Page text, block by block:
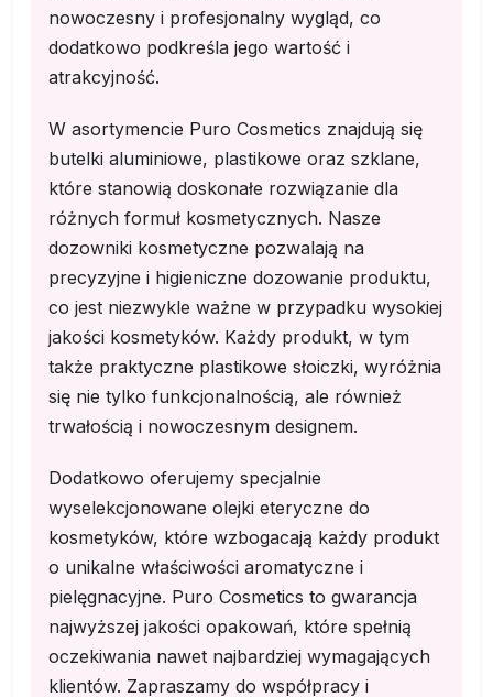
nowoczesny i profesjonalny wygląd, co
dodatkowo podkreśla jego wartość i
atrakcyjność.
W asortymencie Puro Cosmetics znajdują się
butelki aluminiowe, plastikowe oraz szklane,
które stanowią doskonałe rozwiązanie dla
różnych formuł kosmetycznych. Nasze
dozowniki kosmetyczne pozwalają na
precyzyjne i higieniczne dozowanie produktu,
co jest niezwykle ważne w przypadku wysokiej
jakości kosmetyków. Każdy produkt, w tym
także praktyczne plastikowe słoiczki, wyróżnia
się nie tylko funkcjonalnością, ale również
trwałością i nowoczesnym designem.
Dodatkowo oferujemy specjalnie
wyselekcjonowane olejki eteryczne do
kosmetyków, które wzbogacają każdy produkt
o unikalne właściwości aromatyczne i
pielęgnacyjne. Puro Cosmetics to gwarancja
najwyższej jakości opakowań, które spełnią
oczekiwania nawet najbardziej wymagających
klientów. Zapraszamy do współpracy i